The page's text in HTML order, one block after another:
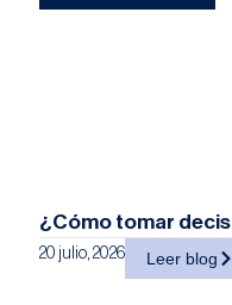
¿Cómo tomar
20 julio, 2026 Leer blog